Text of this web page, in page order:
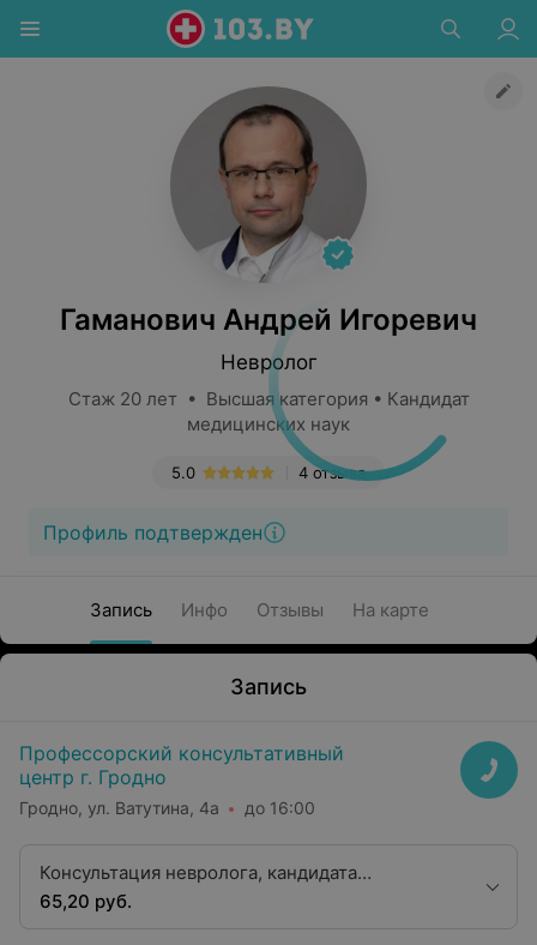
Гаманович Андрей Игоревич
Невролог
Стаж 20 лет • Высшая категория • Кандидат
медицинских наук
4 отзыва
5.0
Профиль подтвержден
Запись Инфо Отзывы На карте
Запись
Профессорский консультативный
центр г. Гродно
Гродно, ул. Ватутина, 4а до 16:00
Консультация невролога, кандидата
медицинских наук
65,20 руб.